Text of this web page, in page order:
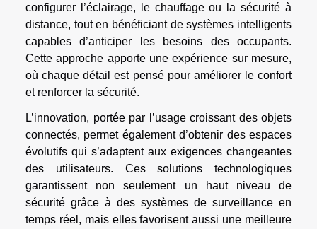
configurer l’éclairage, le chauffage ou la sécurité à
distance, tout en bénéficiant de systèmes intelligents
capables d’anticiper les besoins des occupants.
Cette approche apporte une expérience sur mesure,
où chaque détail est pensé pour améliorer le confort
et renforcer la sécurité.
L’innovation, portée par l’usage croissant des objets
connectés, permet également d’obtenir des espaces
évolutifs qui s’adaptent aux exigences changeantes
des utilisateurs. Ces solutions technologiques
garantissent non seulement un haut niveau de
sécurité grâce à des systèmes de surveillance en
temps réel, mais elles favorisent aussi une meilleure